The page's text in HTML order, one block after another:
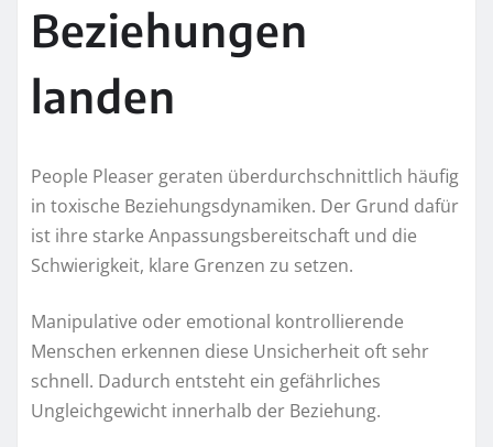
Beziehungen
landen
People Pleaser geraten überdurchschnittlich häufig
in toxische Beziehungsdynamiken. Der Grund dafür
ist ihre starke Anpassungsbereitschaft und die
Schwierigkeit, klare Grenzen zu setzen.
Manipulative oder emotional kontrollierende
Menschen erkennen diese Unsicherheit oft sehr
schnell. Dadurch entsteht ein gefährliches
Ungleichgewicht innerhalb der Beziehung.